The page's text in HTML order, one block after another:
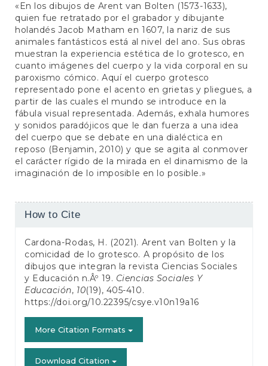
«En los dibujos de Arent van Bolten (1573-1633),
quien fue retratado por el grabador y dibujante
holandés Jacob Matham en 1607, la nariz de sus
animales fantásticos está al nivel del ano. Sus obras
muestran la experiencia estética de lo grotesco, en
cuanto imágenes del cuerpo y la vida corporal en su
paroxismo cómico. Aquí el cuerpo grotesco
representado pone el acento en grietas y pliegues, a
partir de las cuales el mundo se introduce en la
fábula visual representada. Además, exhala humores
y sonidos paradójicos que le dan fuerza a una idea
del cuerpo que se debate en una dialéctica en
reposo (Benjamin, 2010) y que se agita al conmover
el carácter rígido de la mirada en el dinamismo de la
imaginación de lo imposible en lo posible.»
Article
How to Cite
Cardona-Rodas, H. (2021). Arent van Bolten y la
comicidad de lo grotesco. A propósito de los
dibujos que integran la revista Ciencias Sociales
y Educación n.Âº 19. Ciencias Sociales Y
Educación, 10(19), 405-410.
https://doi.org/10.22395/csye.v10n19a16
More Citation Formats
Download Citation